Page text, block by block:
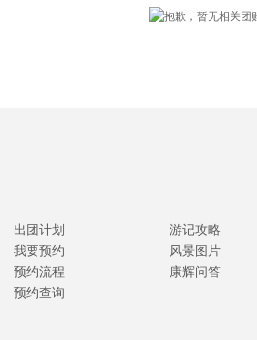
出团计划
我要预约
预约流程
预约查询
游记攻略
风景图片
康辉问答